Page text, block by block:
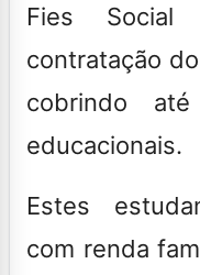
Fies Social
contratação
cobrindo
educacionais.
Estes
com renda